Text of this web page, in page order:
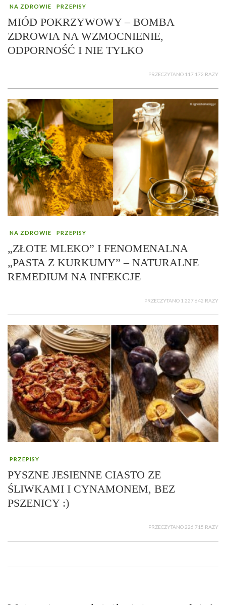
NA ZDROWIE PRZEPISY
MIÓD POKRZYWOWY – BOMBA
ZDROWIA NA WZMOCNIENIE,
ODPORNOŚĆ I NIE TYLKO
PRZECZYTANO 117 172 RAZY
NA ZDROWIE PRZEPISY
„ZŁOTE MLEKO” I FENOMENALNA
„PASTA Z KURKUMY” – NATURALNE
REMEDIUM NA INFEKCJE
PRZECZYTANO 1 227 642 RAZY
PRZEPISY
PYSZNE JESIENNE CIASTO ZE
ŚLIWKAMI I CYNAMONEM, BEZ
PSZENICY :)
PRZECZYTANO 226 715 RAZY